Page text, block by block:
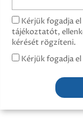
Kérjük fogadja
tájékoztatót,
kérését rögzíteni.
Kérjük fogadja